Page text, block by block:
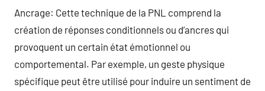
Ancrage: Cette technique de la PNL comprend la
création de réponses conditionnels ou d’ancres qui
provoquent un certain état émotionnel ou
comportemental. Par exemple, un geste physique
spécifique peut être utilisé pour induire un sentiment de